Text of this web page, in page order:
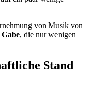
von Musik von
Gabe, die nur wenigen
Stand